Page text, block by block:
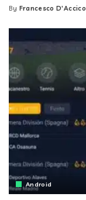
Posted
By Francesco D'Accico
Android